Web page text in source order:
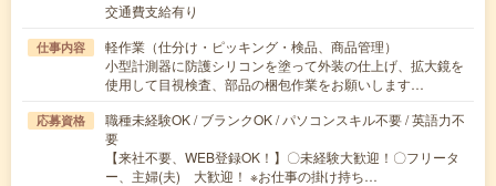
交通費支給有り
仕事内容
軽作業（仕分け・ピッキング・検品、商品管理）
小型計測器に防護シリコンを塗って外装の仕上げ、拡大鏡を
使用して目視検査、部品の梱包作業をお願いします…
応募資格
職種未経験OK / ブランクOK / パソコンスキル不要 / 英語力不
要
【来社不要、WEB登録OK！】〇未経験大歓迎！〇フリータ
ー、主婦(夫) 大歓迎！ ※お仕事の掛け持ち…